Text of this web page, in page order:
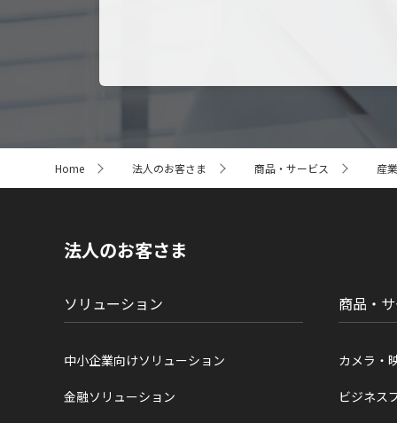
ト
Home 法人のお客さま 商品・サービス 産
法人のお客さま
ソリューション
中小企業向けソリューション
金融ソリューション
商品・
カメラ・
ビジネス